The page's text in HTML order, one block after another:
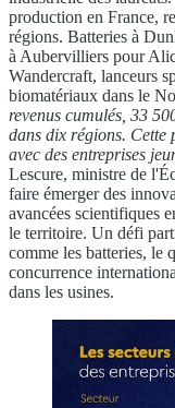
production en France,
régions. Batteries à
à Aubervilliers pour
Wandercraft, lanceurs
biomatériaux dans le
revenus cumulés, 33
dans dix régions.
avec des entreprises
Lescure, ministre de
faire émerger des
avancées scientifiques
le territoire. Un défi
comme les batteries, le
concurrence
dans les usines.